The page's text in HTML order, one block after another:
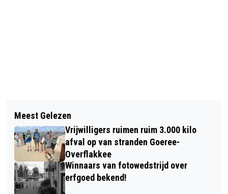
FEESTELIJKE KONINGSDAG IN
STELLENDAM
EILANDSTRIJDERS: BASISSCHOLEN
STRIJDEN BIJ DE GREVELINGENDAM
Meest Gelezen
Vrijwilligers ruimen ruim 3.000 kilo
afval op van stranden Goeree-
Overflakkee
Winnaars van fotowedstrijd over
erfgoed bekend!